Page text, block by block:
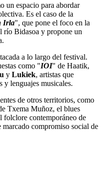
un espacio para abordar
Es el caso de la
Irla", que pone el foco en la
río Bidasoa y propone un
a lo largo del festival.
como "IOI" de Haatik,
y Lukiek, artistas que
y lenguajes musicales.
de otros territorios, como
Txema Muñoz, el blues
folclore contemporáneo de
marcado compromiso social de